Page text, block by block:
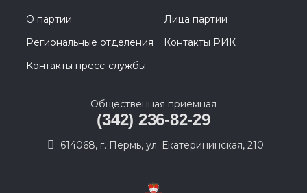
О партии
Лица партии
Региональные отделения
Контакты РИК
Контакты пресс-службы
Общественная приемная
(342) 236-82-29
614068, г. Пермь, ул. Екатерининская, 210